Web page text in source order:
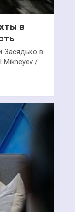
в
Засядько в
Mikheyev /